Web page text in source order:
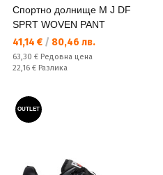
Спортно долнище M J DF
SPRT WOVEN PANT
Текуща цена:
41,14 € / 80,46 лв.
Редовна цена:
63,30 € Редовна цена
Спестявате:
22,16 € Разлика
OUTLET